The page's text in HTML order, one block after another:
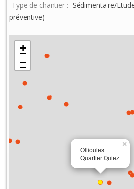
Type de chantier : Sédimentaire/
préventive)
Ollioules
Quartier Quiez
×
+
−